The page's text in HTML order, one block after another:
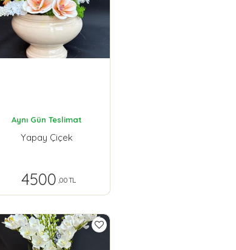
Aynı Gün Teslimat
Yapay Çiçek
4500 ,00 TL